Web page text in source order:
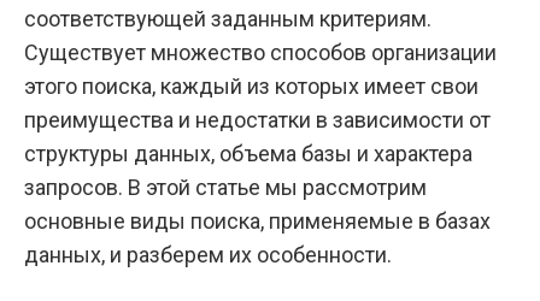
соответствующей заданным критериям.
Существует множество способов организации
этого поиска, каждый из которых имеет свои
преимущества и недостатки в зависимости от
структуры данных, объема базы и характера
запросов. В этой статье мы рассмотрим
основные виды поиска, применяемые в базах
данных, и разберем их особенности.